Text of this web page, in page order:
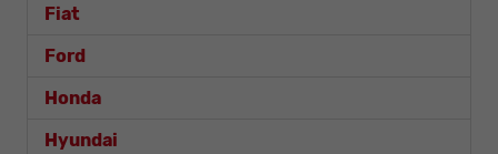
Fiat
Ford
Honda
Hyundai